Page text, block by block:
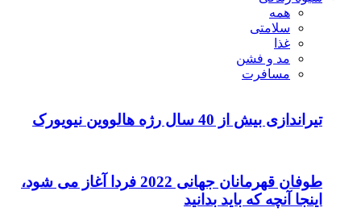
همه
سلامتی
غذا
مد و فشن
مسافرت
تیراندازی بیش از 40 سال رژه هالووین نیویورک
طوفان قهرمانان جهانی 2022 فردا آغاز می شود،
اینجا آنچه که باید بدانید